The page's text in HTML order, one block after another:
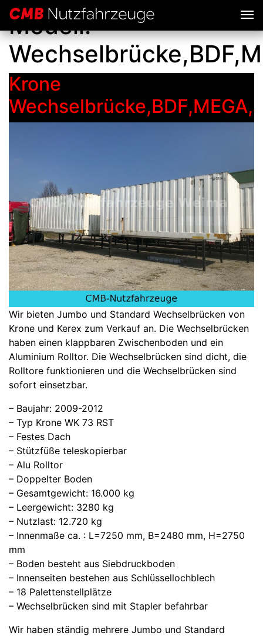
Modell:
Krone
Wir bieten Jumbo und Standard Wechselbrücken von
Krone und Kerex zum Verkauf an. Die Wechselbrücken
haben einen klappbaren Zwischenboden und ein
Aluminium Rolltor. Die Wechselbrücken sind dicht, die
Rolltore funktionieren und die Wechselbrücken sind
sofort einsetzbar.
– Baujahr: 2009-2012
– Typ Krone WK 73 RST
– Festes Dach
– Stützfüße teleskopierbar
– Alu Rolltor
– Doppelter Boden
– Gesamtgewicht: 16.000 kg
– Leergewicht: 3280 kg
– Nutzlast: 12.720 kg
– Innenmaße ca. : L=7250 mm, B=2480 mm, H=2750
mm
– Boden besteht aus Siebdruckboden
– Innenseiten bestehen aus Schlüssellochblech
– 18 Palettenstellplätze
– Wechselbrücken sind mit Stapler befahrbar
Wir haben ständig mehrere Jumbo und Standard